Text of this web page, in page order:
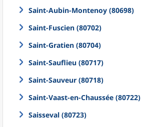
Saint-Aubin-Montenoy (80698)
Saint-Fuscien (80702)
Saint-Gratien (80704)
Saint-Sauflieu (80717)
Saint-Sauveur (80718)
Saint-Vaast-en-Chaussée (80722)
Saisseval (80723)